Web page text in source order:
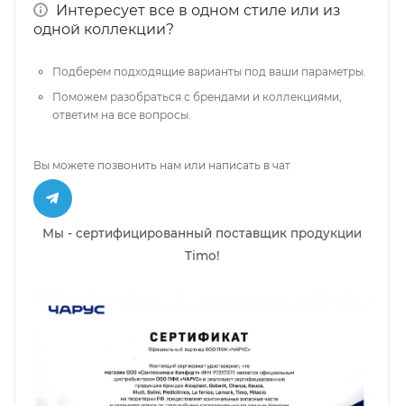
Интересует все в одном стиле или из
одной коллекции?
Подберем подходящие варианты под ваши параметры.
Поможем разобраться с брендами и коллекциями,
ответим на все вопросы.
Вы можете позвонить нам или написать в чат
Мы - сертифицированный поставщик продукции
Timo!